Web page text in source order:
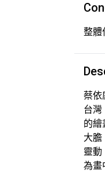
整體
蔡依
台灣
的繪
大膽
靈動
為畫